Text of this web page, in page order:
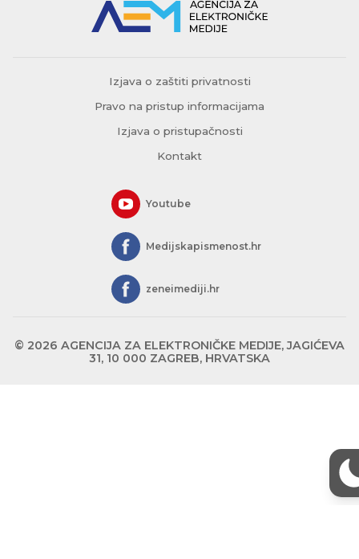
Izjava o zaštiti privatnosti
Pravo na pristup informacijama
Izjava o pristupačnosti
Kontakt
Youtube
Medijskapismenost.hr
zeneimediji.hr
© 2026 AGENCIJA ZA ELEKTRONIČKE MEDIJE, JAGIĆEVA
31, 10 000 ZAGREB, HRVATSKA